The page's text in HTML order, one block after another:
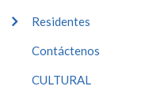
Residentes
Contáctenos
CULTURAL